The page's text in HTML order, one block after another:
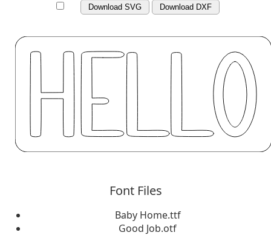
Download SVG Download DXF
Font Files
Baby Home.ttf
Good Job.otf